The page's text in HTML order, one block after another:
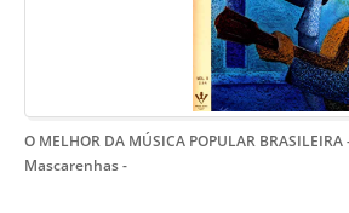
O MELHOR DA MÚSICA POPULAR
Mascarenhas-